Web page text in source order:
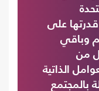
قدرتها على
وباقي
من
الذاتية
بالمجتمع